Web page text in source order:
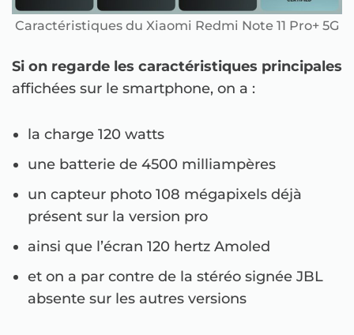
Caractéristiques du Xiaomi Redmi Note 11 Pro+ 5G
Si on regarde les caractéristiques principales
affichées sur le smartphone, on a :
la charge 120 watts
une batterie de 4500 milliampères
un capteur photo 108 mégapixels déjà
présent sur la version pro
ainsi que l’écran 120 hertz Amoled
et on a par contre de la stéréo signée JBL
absente sur les autres versions